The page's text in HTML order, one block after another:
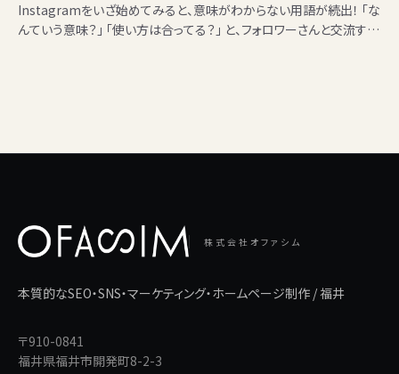
Instagramをいざ始めてみると、意味がわからない用語が続出！ 「な
んていう意味？」 「使い方は合ってる？」 と、フォロワーさんと交流する
株式会社オファシム
本質的なSEO・SNS・マーケティング・ホームページ制作 / 福井
〒910-0841
福井県福井市開発町8-2-3